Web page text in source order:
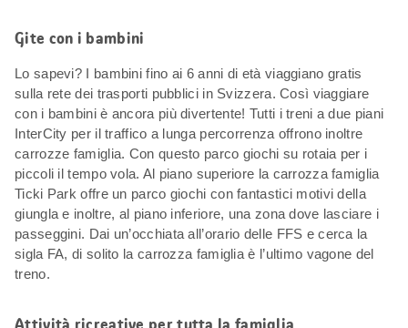
Gite con i bambini
Lo sapevi? I bambini fino ai 6 anni di età viaggiano gratis
sulla rete dei trasporti pubblici in Svizzera. Così viaggiare
con i bambini è ancora più divertente! Tutti i treni a due piani
InterCity per il traffico a lunga percorrenza offrono inoltre
carrozze famiglia. Con questo parco giochi su rotaia per i
piccoli il tempo vola. Al piano superiore la carrozza famiglia
Ticki Park offre un parco giochi con fantastici motivi della
giungla e inoltre, al piano inferiore, una zona dove lasciare i
passeggini. Dai un’occhiata all’orario delle FFS e cerca la
sigla FA, di solito la carrozza famiglia è l’ultimo vagone del
treno.